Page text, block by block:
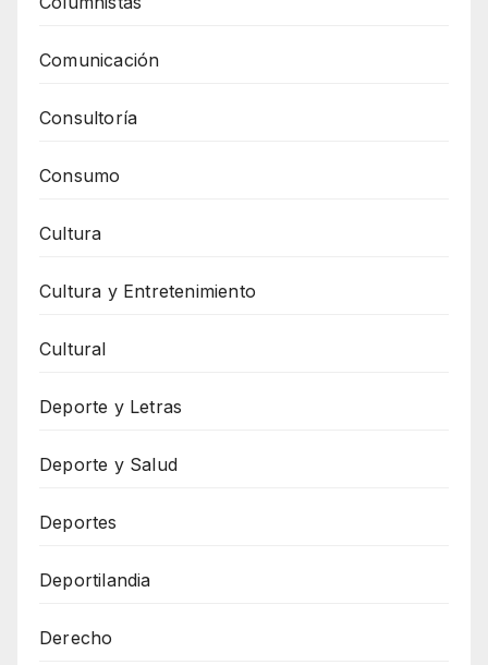
Comunicación
Consultoría
Consumo
Cultura
Cultura y Entretenimiento
Cultural
Deporte y Letras
Deporte y Salud
Deportes
Deportilandia
Derecho